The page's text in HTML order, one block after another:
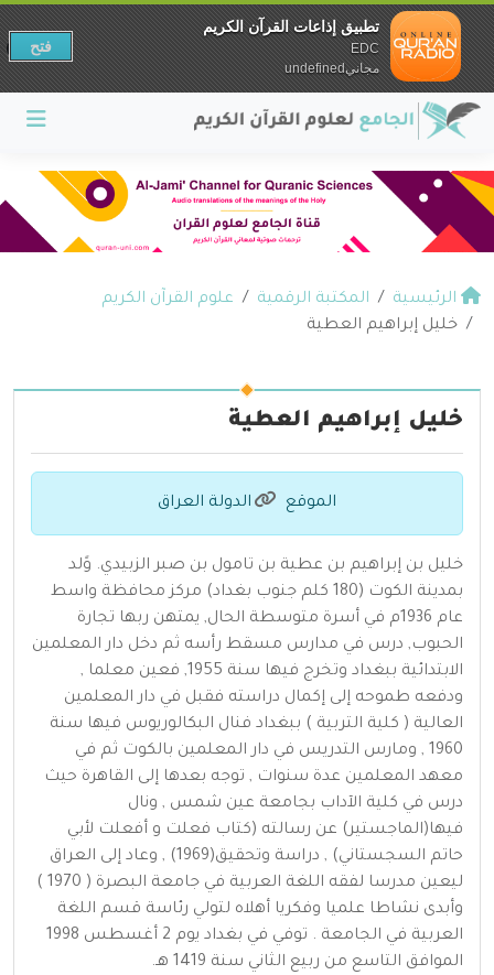
الرئيسية المكتبة الرقمية
علوم القرآن الكريم
خليل إبراهيم العطية
خليل إبراهيم العطية
الموقع الدولة العراق
خليل بن إبراهيم بن عطية بن تامول بن صبر الزبيدي. وًلد
بمدينة الكوت (180 كلم جنوب بغداد) مركز محافظة واسط
عام 1936م في أسرة متوسطة الحال, يمتهن ربها تجارة
الحبوب, درس في مدارس مسقط رأسه ثم دخل دار المعلمين
الابتدائية ببغداد وتخرج فيها سنة 1955, فعين معلما ,
ودفعه طموحه إلى إكمال دراسته فقبل في دار المعلمين
العالية ( كلية التربية ) ببغداد فنال البكالوريوس فيها سنة
1960 , ومارس التدريس في دار المعلمين بالكوت ثم في
معهد المعلمين عدة سنوات , توجه بعدها إلى القاهرة حيث
درس في كلية الآداب بجامعة عين شمس , ونال
فيها(الماجستير) عن رسالته (كتاب فعلت و أفعلت لأبي
حاتم السجستاني) , دراسة وتحقيق(1969) , وعاد إلى العراق
ليعين مدرسا لفقه اللغة العربية في جامعة البصرة ( 1970 )
وأبدى نشاطا علميا وفكريا أهلاه لتولي رئاسة قسم اللغة
العربية في الجامعة . توفي في بغداد يوم 2 أغسطس 1998
الموافق التاسع من ربيع الثاني سنة 1419 هـ.
تطبيق إذاعات القرآن الكريم
EDC
مجانيundefined
فتح